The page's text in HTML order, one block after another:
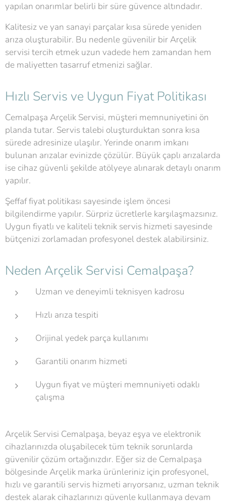
yapılan onarımlar belirli bir süre güvence altındadır.
Kalitesiz ve yan sanayi parçalar kısa sürede yeniden
arıza oluşturabilir. Bu nedenle güvenilir bir Arçelik
servisi tercih etmek uzun vadede hem zamandan hem
de maliyetten tasarruf etmenizi sağlar.
Hızlı Servis ve Uygun Fiyat Politikası
Cemalpaşa Arçelik Servisi, müşteri memnuniyetini ön
planda tutar. Servis talebi oluşturduktan sonra kısa
sürede adresinize ulaşılır. Yerinde onarım imkanı
bulunan arızalar evinizde çözülür. Büyük çaplı arızalarda
ise cihaz güvenli şekilde atölyeye alınarak detaylı onarım
yapılır.
Şeffaf fiyat politikası sayesinde işlem öncesi
bilgilendirme yapılır. Sürpriz ücretlerle karşılaşmazsınız.
Uygun fiyatlı ve kaliteli teknik servis hizmeti sayesinde
bütçenizi zorlamadan profesyonel destek alabilirsiniz.
Neden Arçelik Servisi Cemalpaşa?
Uzman ve deneyimli teknisyen kadrosu
Hızlı arıza tespiti
Orijinal yedek parça kullanımı
Garantili onarım hizmeti
Uygun fiyat ve müşteri memnuniyeti odaklı
çalışma
Arçelik Servisi Cemalpaşa, beyaz eşya ve elektronik
cihazlarınızda oluşabilecek tüm teknik sorunlarda
güvenilir çözüm ortağınızdır. Eğer siz de Cemalpaşa
bölgesinde Arçelik marka ürünleriniz için profesyonel,
hızlı ve garantili servis hizmeti arıyorsanız, uzman teknik
destek alarak cihazlarınızı güvenle kullanmaya devam